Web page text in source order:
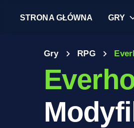
STRONA GŁÓWNA GRY
Gry RPG